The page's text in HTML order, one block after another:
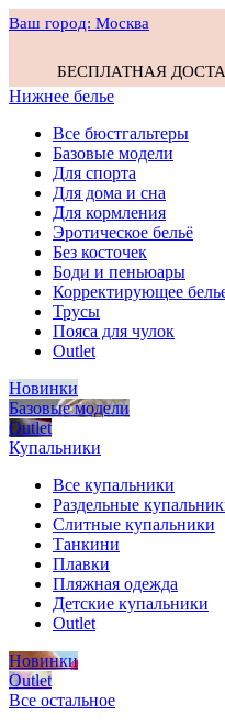
Ваш город: Москва
БЕСПЛАТНАЯ
Нижнее белье
Все бюстгальтеры
Базовые модели
Для спорта
Для дома и сна
Для кормления
Эротическое бельё
Без косточек
Боди и пеньюары
Корректирующее
Трусы
Пояса для чулок
Outlet
Новинки
Базовые модели
Outlet
Купальники
Все купальники
Раздельные
Слитные купальники
Танкини
Плавки
Пляжная одежда
Детские купальники
Outlet
Новинки
Outlet
Все остальное